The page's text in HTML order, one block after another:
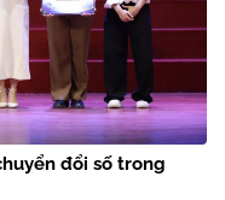
đổi số trong